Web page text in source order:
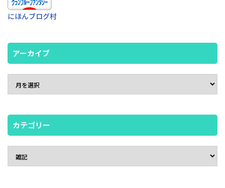
にほんブログ村
アーカイブ
カテゴリー